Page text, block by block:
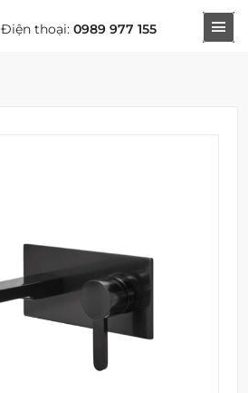
Điện thoại: 0989 977 155